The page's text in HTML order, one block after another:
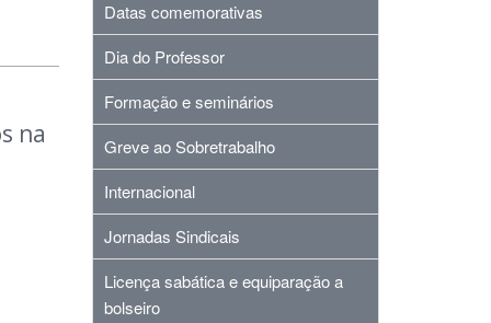
na
Datas comemorativas
Dia do Professor
Formação e seminários
Greve ao Sobretrabalho
Internacional
Jornadas Sindicais
Licença sabática e equiparação a
bolseiro